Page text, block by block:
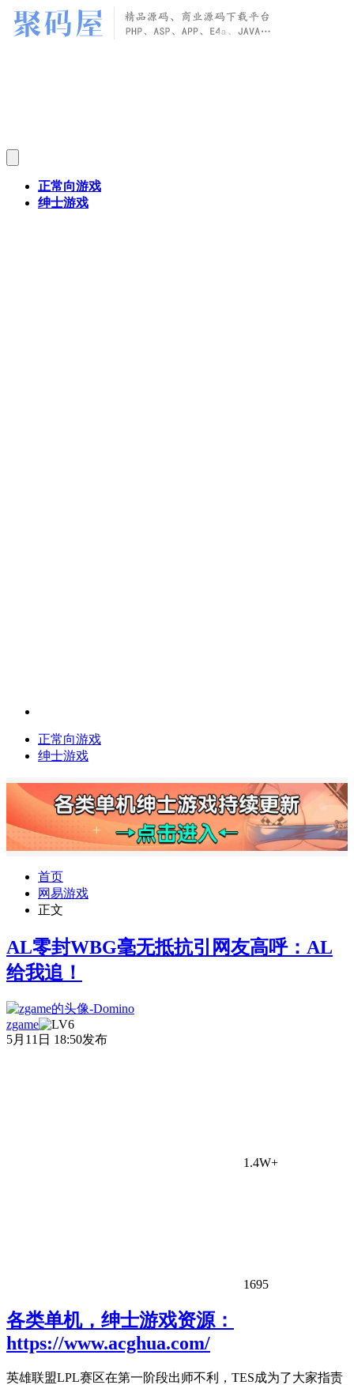
正常向游戏
绅士游戏
正常向游戏
绅士游戏
首页
网易游戏
正文
AL零封WBG毫无抵抗引网友高呼：AL
给我追！
zgame
5月11日 18:50发布
1.4W+
1695
各类单机，绅士游戏资源：
https://www.acghua.com/
英雄联盟LPL赛区在第一阶段出师不利，TES成为了大家指责